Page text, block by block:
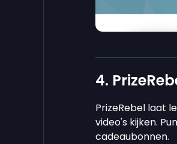
4.
PrizeRebel laat
video's kijken.
cadeaubonnen.